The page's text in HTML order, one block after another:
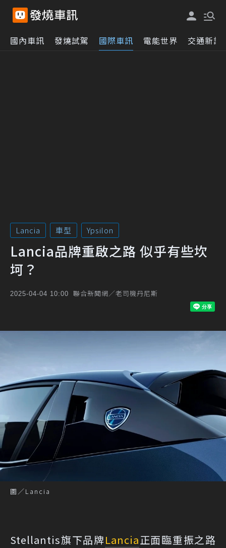
國內車訊 發燒試駕 國際車訊 電能世界 交通新訊
Lancia 車型 Ypsilon
Lancia品牌重啟之路 似乎有些坎
坷？
2025-04-04 10:00 聯合新聞網／老司機丹尼斯
圖／Lancia
Stellantis旗下品牌Lancia正面臨重振之路